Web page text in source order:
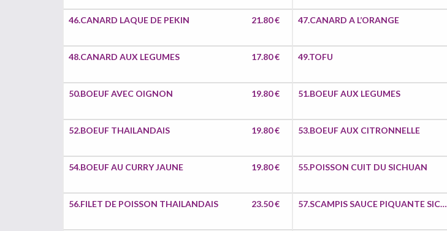
46.CANARD LAQUE DE PEKIN 21.80 € 47.CANARD A L’ORANGE
48.CANARD AUX LEGUMES 17.80 € 49.TOFU
50.BOEUF AVEC OIGNON 19.80 € 51.BOEUF AUX LEGUMES
52.BOEUF THAILANDAIS 19.80 € 53.BOEUF AUX CITRONNELLE
54.BOEUF AU CURRY JAUNE 19.80 € 55.POISSON CUIT DU SICHUAN
56.FILET DE POISSON THAILANDAIS 23.50 € 57.SCAMPIS SAUCE PIQUANTE SICHUAN FACON GAN GUO